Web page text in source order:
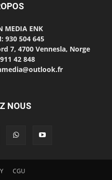
MEDIA ENK
930 504 645
7, 4700 Vennesla, Norge
42 848
NOUS
CGU